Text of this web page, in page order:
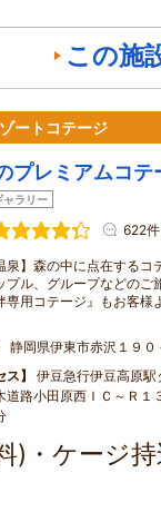
この施
ートコテージ
プレミアムコテ
ャラリー
622件
泉】森の中に点在する
プル、グループなどのご
専用コテージ』もお客様
静岡県伊東市赤沢１９０
ス
伊豆急行伊豆高原
道路小田原西ＩＣ～Ｒ１
)・ケージ